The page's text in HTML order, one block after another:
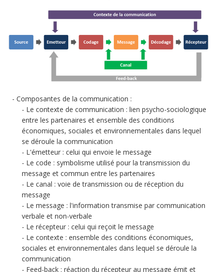
Composantes de la communication :
Le contexte de communication : lien psycho-sociologique
entre les partenaires et ensemble des conditions
économiques, sociales et environnementales dans lequel
se déroule la communication
L'émetteur : celui qui envoie le message
Le code : symbolisme utilisé pour la transmission du
message et commun entre les partenaires
Le canal : voie de transmission ou de réception du
message
Le message : l'information transmise par communication
verbale et non-verbale
Le récepteur : celui qui reçoit le message
Le contexte : ensemble des conditions économiques,
sociales et environnementales dans lequel se déroule la
communication
Feed-back : réaction du récepteur au message émit et